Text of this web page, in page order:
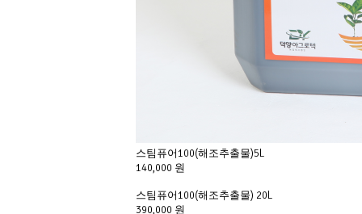
스팀퓨어100(해조추출물)5L
140,000 원
스팀퓨어100(해조추출물) 20L
390,000 원